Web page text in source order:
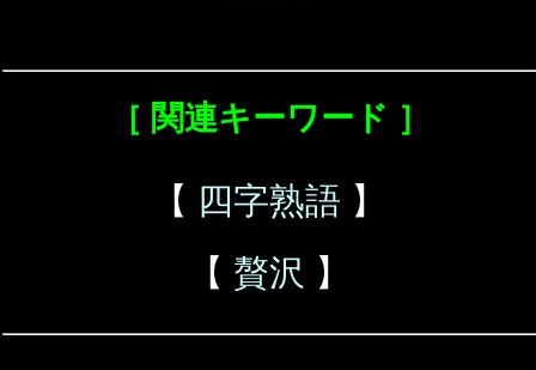
［ 関連キーワード ］
【 四字熟語 】
【 贅沢 】